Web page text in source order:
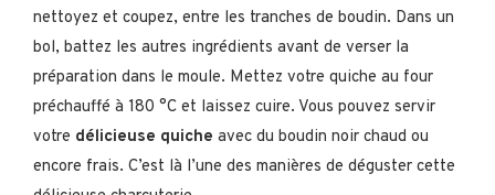
nettoyez et coupez, entre les tranches de boudin. Dans un
bol, battez les autres ingrédients avant de verser la
préparation dans le moule. Mettez votre quiche au four
préchauffé à 180 °C et laissez cuire. Vous pouvez servir
votre délicieuse quiche avec du boudin noir chaud ou
encore frais. C’est là l’une des manières de déguster cette